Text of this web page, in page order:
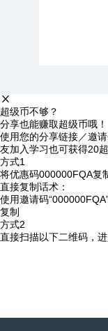
超级币不够？
分享也能赚取超级币哦！
使用您的分享链接／邀
友加入学习也可获得20
方式1
将优惠码000000FQA复
直接复制话术：
使用邀请码
复制
方式2
直接扫描以下二维码，